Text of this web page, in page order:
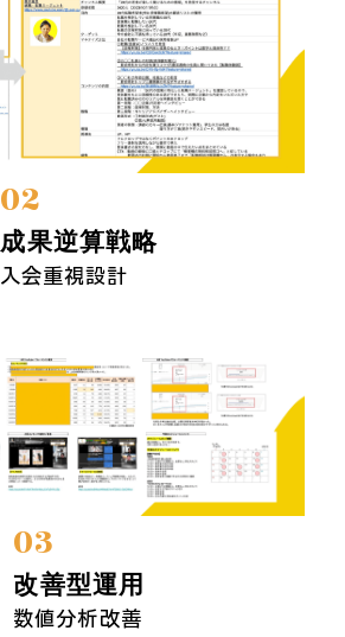
02
成果逆算戦略
入会重視設計
03
改善型運用
数値分析改善